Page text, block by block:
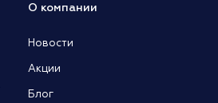
О компании
Новости
Акции
Блог